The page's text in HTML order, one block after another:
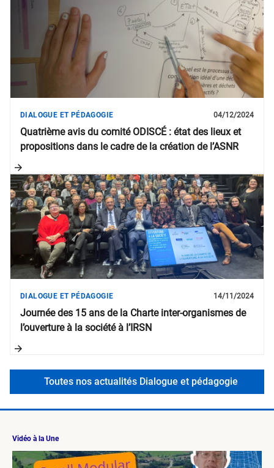
Quatrième avis du comité ODISCÉ : état des lieux et
propositions dans le cadre de la création de l’ASNR
DIALOGUE ET PÉDAGOGIE 04/12/2024
Journée des 15 ans de la Charte inter-organismes de
l’ouverture à la société à l’IRSN
DIALOGUE ET PÉDAGOGIE 14/11/2024
Toutes nos actualités Dialogue et pédagogie
Vidéo à la Une